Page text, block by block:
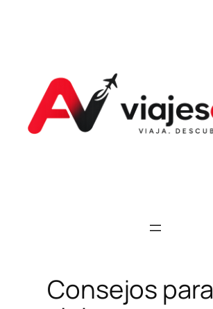
contenido
Consejos para